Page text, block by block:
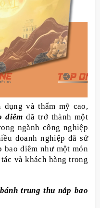
và thẩm mỹ cao,
diêm đã trở thành một
ngành công nghiệp
doanh nghiệp đã sử
bao diêm như một món
và khách hàng trong
trung thu nắp bao